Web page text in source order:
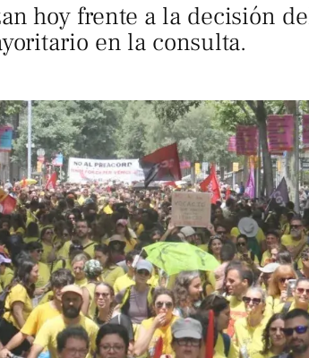
hoy frente a la decisión
en la consulta.